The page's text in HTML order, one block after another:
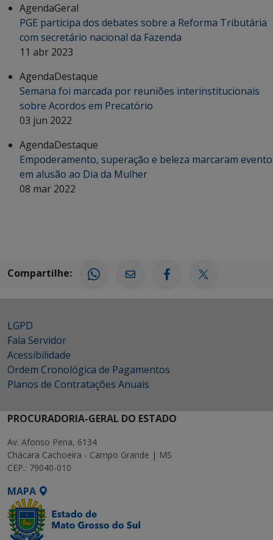
AgendaGeral
PGE participa dos debates sobre a Reforma Tributária
com secretário nacional da Fazenda
11 abr 2023
AgendaDestaque
Semana foi marcada por reuniões interinstitucionais
sobre Acordos em Precatório
03 jun 2022
AgendaDestaque
Empoderamento, superação e beleza marcaram evento
em alusão ao Dia da Mulher
08 mar 2022
Compartilhe:
LGPD
Fala Servidor
Acessibilidade
Ordem Cronológica de Pagamentos
Planos de Contratações Anuais
PROCURADORIA-GERAL DO ESTADO
Av. Afonso Pena, 6134
Chácara Cachoeira - Campo Grande | MS
CEP.: 79040-010
MAPA